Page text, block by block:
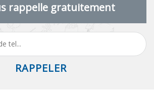
rappelle gratuitement